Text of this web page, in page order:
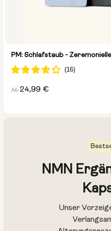
PM: Schlafstaub -
Regulärer
Ab 24,99 €
NMN
Unser